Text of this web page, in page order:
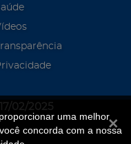
uma melhor
concorda com a nossa
02/2025